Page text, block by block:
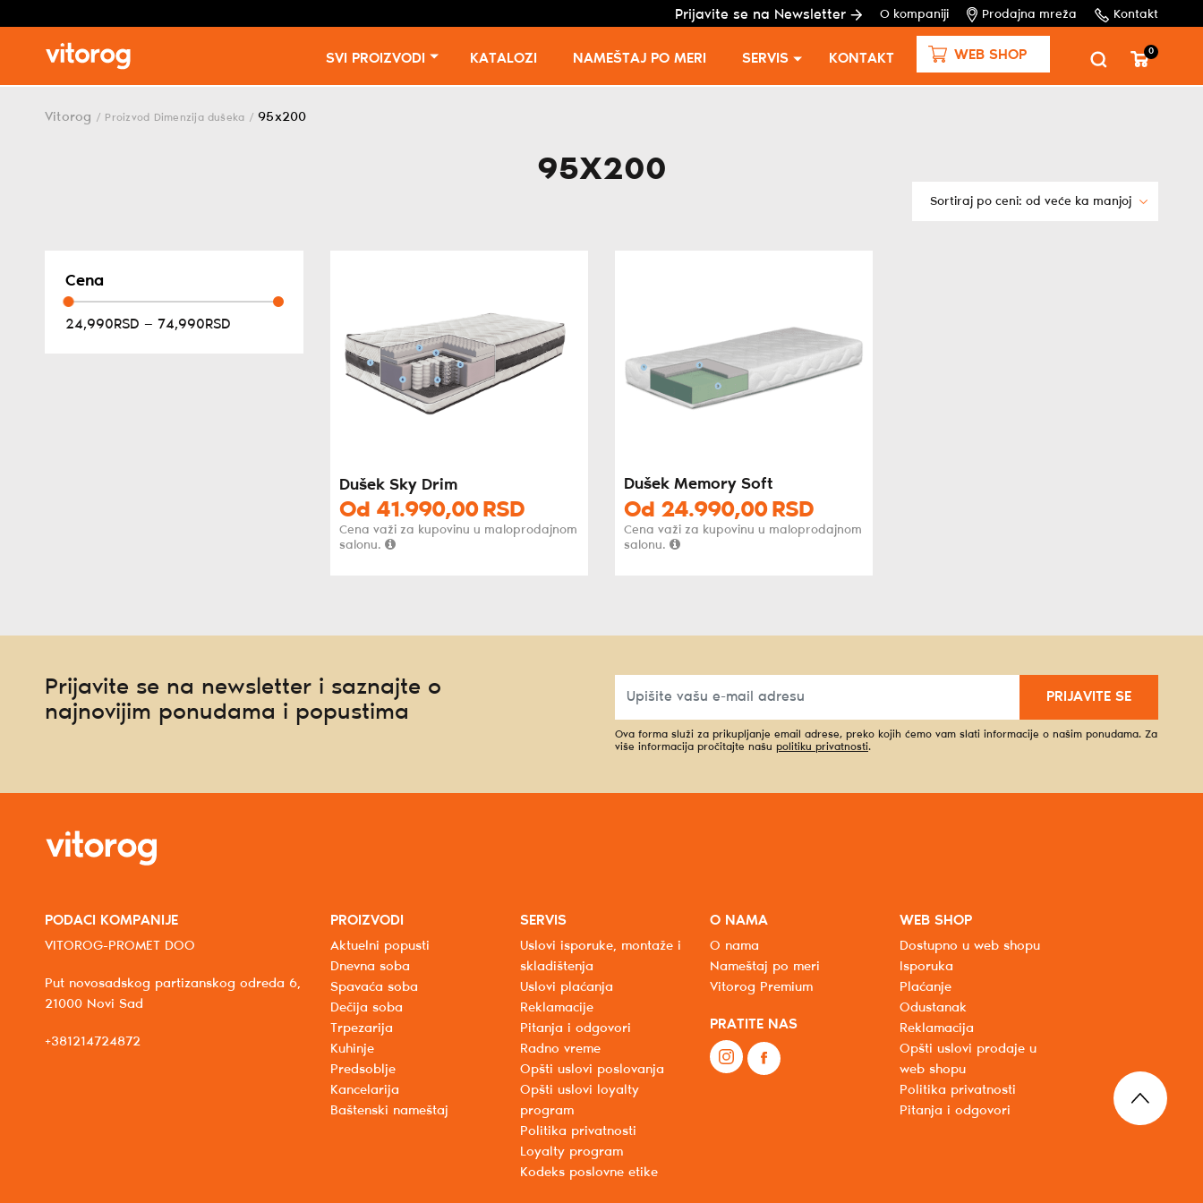
Prijavite se na Newsletter O kompaniji Prodajna mreža Kontakt
SVI PROIZVODI KATALOZI NAMEŠTAJ PO MERI SERVIS KONTAKT WEB SHOP 0
Vitorog / Proizvod Dimenzija dušeka /95x200
95X200
Cena
24,990RSD — 74,990RSD
Dušek Sky Drim
Od 41.990,00 RSD
Cena važi za kupovinu u maloprodajnom
salonu.
Dušek Memory Soft
Od 24.990,00 RSD
Cena važi za kupovinu u maloprodajnom
salonu.
Prijavite se na newsletter i saznajte o
najnovijim ponudama i popustima
PRIJAVITE SE
Ova forma služi za prikupljanje email adrese, preko kojih ćemo vam slati informacije o našim ponudama. Za
više informacija pročitajte našu politiku privatnosti.
PODACI KOMPANIJE
VITOROG-PROMET DOO
Put novosadskog partizanskog odreda 6,
21000 Novi Sad
+381214724872
PROIZVODI
Aktuelni popusti
Dnevna soba
Spavaća soba
Dečija soba
Trpezarija
Kuhinje
Predsoblje
Kancelarija
Baštenski nameštaj
SERVIS
Uslovi isporuke, montaže i
skladištenja
Uslovi plaćanja
Reklamacije
Pitanja i odgovori
Radno vreme
Opšti uslovi poslovanja
Opšti uslovi loyalty
program
Politika privatnosti
Loyalty program
Kodeks poslovne etike
O NAMA
O nama
Nameštaj po meri
Vitorog Premium
PRATITE NAS
WEB SHOP
Dostupno u web shopu
Isporuka
Plaćanje
Odustanak
Reklamacija
Opšti uslovi prodaje u
web shopu
Politika privatnosti
Pitanja i odgovori